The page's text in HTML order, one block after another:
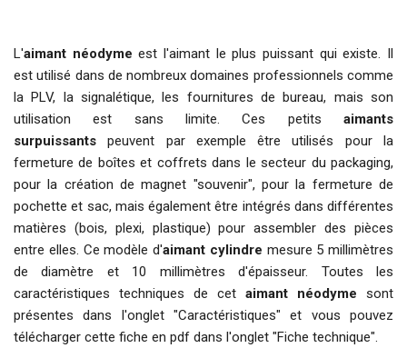
L'aimant néodyme est l'aimant le plus puissant qui existe. Il
est utilisé dans de nombreux domaines professionnels comme
la PLV, la signalétique, les fournitures de bureau, mais son
utilisation est sans limite. Ces petits aimants
surpuissants peuvent par exemple être utilisés pour la
fermeture de boîtes et coffrets dans le secteur du packaging,
pour la création de magnet "souvenir", pour la fermeture de
pochette et sac, mais également être intégrés dans différentes
matières (bois, plexi, plastique) pour assembler des pièces
entre elles. Ce modèle d'aimant cylindre mesure 5 millimètres
de diamètre et 10 millimètres d'épaisseur. Toutes les
caractéristiques techniques de cet aimant néodyme sont
présentes dans l'onglet "Caractéristiques" et vous pouvez
télécharger cette fiche en pdf dans l'onglet "Fiche technique".